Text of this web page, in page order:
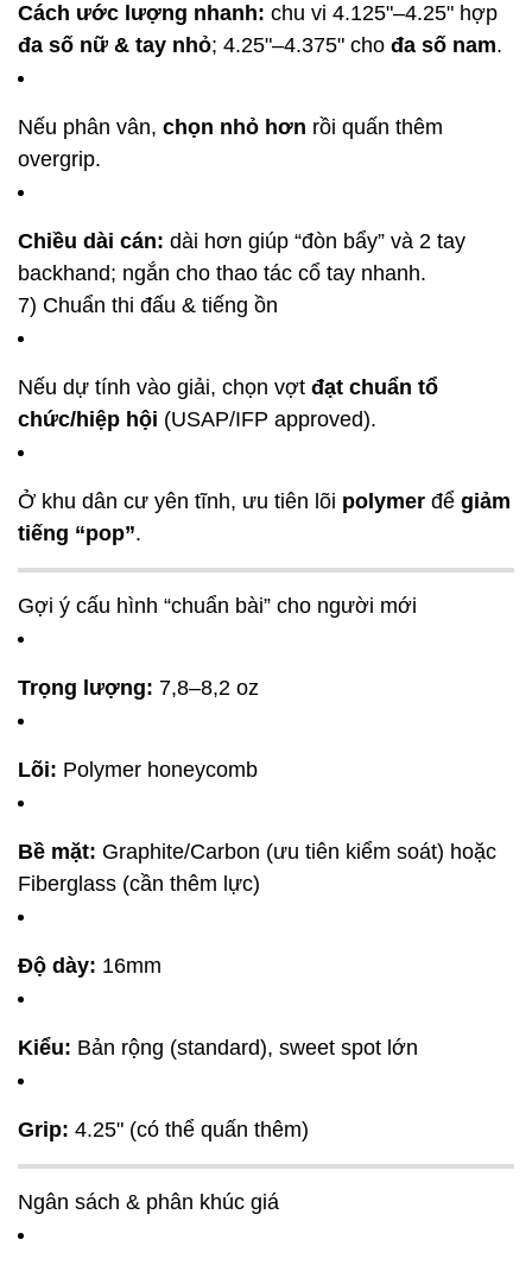
Cách ước lượng nhanh: chu vi 4.125"–4.25" hợp
đa số nữ & tay nhỏ; 4.25"–4.375" cho đa số nam.
Nếu phân vân, chọn nhỏ hơn rồi quấn thêm
overgrip.
Chiều dài cán: dài hơn giúp “đòn bẩy” và 2 tay
backhand; ngắn cho thao tác cổ tay nhanh.
7) Chuẩn thi đấu & tiếng ồn
Nếu dự tính vào giải, chọn vợt đạt chuẩn tổ
chức/hiệp hội (USAP/IFP approved).
Ở khu dân cư yên tĩnh, ưu tiên lõi polymer để giảm
tiếng “pop”.
Gợi ý cấu hình “chuẩn bài” cho người mới
Trọng lượng: 7,8–8,2 oz
Lõi: Polymer honeycomb
Bề mặt: Graphite/Carbon (ưu tiên kiểm soát) hoặc
Fiberglass (cần thêm lực)
Độ dày: 16mm
Kiểu: Bản rộng (standard), sweet spot lớn
Grip: 4.25" (có thể quấn thêm)
Ngân sách & phân khúc giá